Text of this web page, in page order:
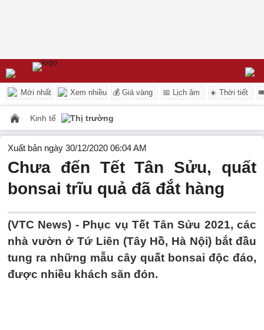
Mới nhất Xem nhiều 💰 Giá vàng 📅 Lịch âm ☀️ Thời tiết
Kinh tế Thị trường
Xuất bản ngày 30/12/2020 06:04 AM
Chưa đến Tết Tân Sửu, quất
bonsai trĩu quả đã đắt hàng
(VTC News) - Phục vụ Tết Tân Sửu 2021, các
nhà vườn ở Tứ Liên (Tây Hồ, Hà Nội) bắt đầu
tung ra những mẫu cây quất bonsai độc đáo,
được nhiều khách săn đón.